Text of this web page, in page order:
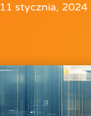
11 stycznia, 2024